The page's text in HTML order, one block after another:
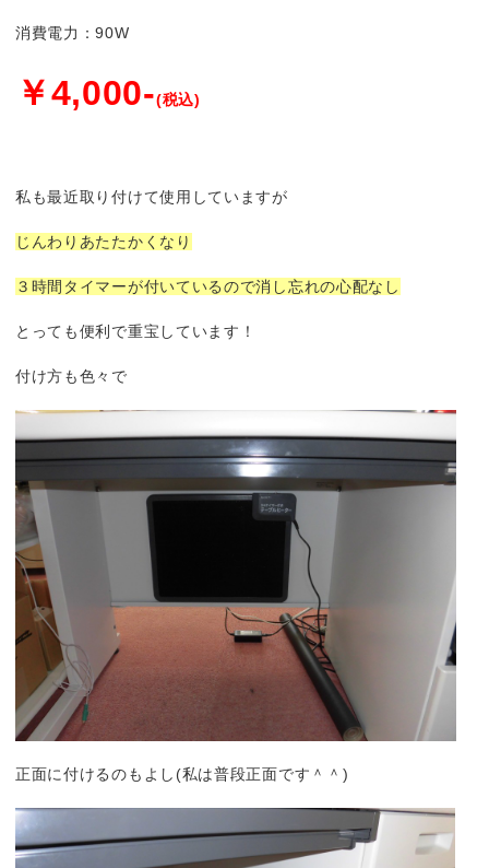
消費電力：90W
￥4,000-(税込)
私も最近取り付けて使用していますが
じんわりあたたかくなり
３時間タイマーが付いているので消し忘れの心配なし
とっても便利で重宝しています！
付け方も色々で
正面に付けるのもよし(私は普段正面です＾＾)